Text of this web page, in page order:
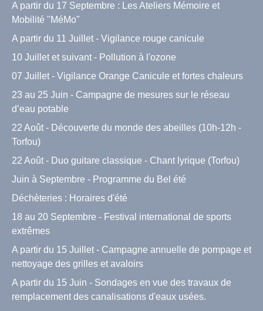
A partir du 17 Septembre : Les Ateliers Mémoire et
Mobilité "MéMo"
A partir du 11 Juillet - Vigilance rouge canicule
10 Juillet et suivant - Pollution à l'ozone
07 Juillet - Vigilance Orange Canicule et fortes chaleurs
23 au 25 Juin - Campagne de mesures sur le réseau
d’eau potable
22 Août - Découverte du monde des abeilles (10h-12h -
Torfou)
22 Août - Duo guitare classique - Chant lyrique (Torfou)
Juin à Septembre - Programme du Bel été
Déchèteries : Horaires d'été
18 au 20 Septembre - Festival international de sports
extrêmes
A partir du 15 Juillet - Campagne annuelle de pompage et
nettoyage des grilles et avaloirs
A partir du 15 Juin - Sondages en vue des travaux de
remplacement des canalisations d'eaux usées.